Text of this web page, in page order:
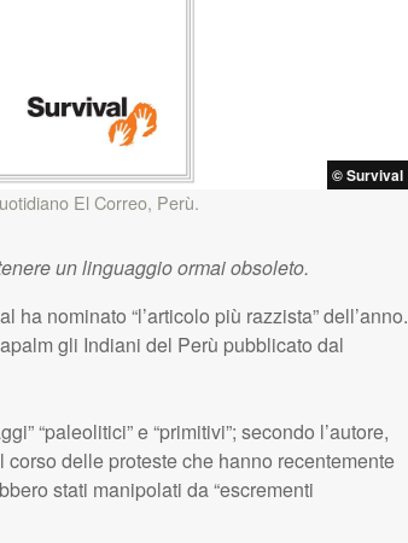
© Survival
El Correo, Perù.
un linguaggio ormai obsoleto.
nominato “l’articolo più razzista” dell’anno.
gli Indiani del Perù pubblicato dal
“paleolitici” e “primitivi”; secondo l’autore,
delle proteste che hanno recentemente
stati manipolati da “escrementi